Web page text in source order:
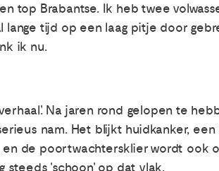
top Brabantse. Ik heb twee
lange tijd op een laag pitje door
ik nu.
Na jaren rond gelopen te
nam. Het blijkt huidkanker,
de poortwachtersklier wordt ook
steeds 'schoon' op dat vlak.